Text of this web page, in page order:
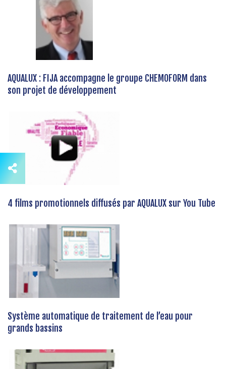
AQUALUX : FIJA accompagne le groupe CHEMOFORM dans
son projet de développement
4 films promotionnels diffusés par AQUALUX sur You Tube
Système automatique de traitement de l’eau pour
grands bassins